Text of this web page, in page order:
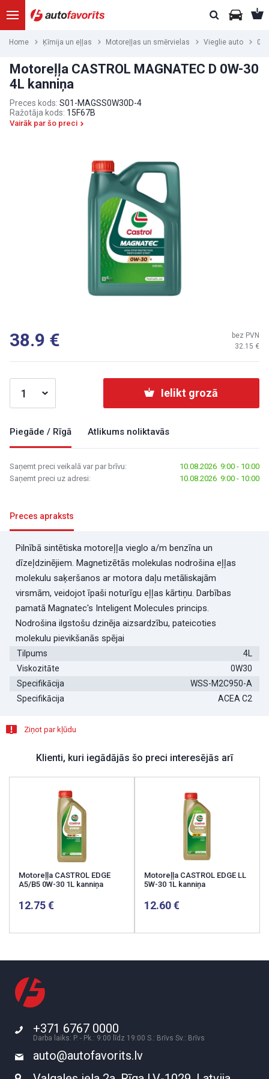
Home Ķīmija un eļļas Motoreļļas un smērvielas Vieglie auto
Motoreļļa CASTROL MAGNATEC D 0W-30
4L kanniņa
Preces kods: S01-MAGSS0W30D-4
Ražotāja kods: 15F67B
Vairāk par šo preci
38.9 32.15
bez PVN
Ielikt grozā
Piegāde / Rīgā Atlikums noliktavās
Saņemt preci veikalā var par brīvu:
10.08.2026 9:00 - 10:00
Saņemt preci uz adresi:
10.08.2026 9:00 - 10:00
Preces apraksts
Pilnībā sintētiska motoreļļa vieglo a/m benzīna un
dīzeļdzinējiem. Magnetizētās molekulas nodrošina eļļas
molekulu saķeršanos ar motora daļu metāliskajām
virsmām, veidojot īpaši noturīgu eļļas kārtiņu. Darbības
pamatā Magnatec's Inteligent Molecules princips.
Nodrošina ilgstošu dzinēja aizsardzību, pateicoties
molekulu pievikšanās spējai
Tilpums
4L
Viskozitāte
0W30
Specifikācija
WSS-M2C950-A
Specifikācija
ACEA C2
Ziņot par kļūdu
Klienti, kuri iegādājās šo preci interesējās arī
Motoreļļa CASTROL EDGE
A5/B5 0W-30 1L kanniņa
12.75
Motoreļļa CASTROL EDGE LL
5W-30 1L kanniņa
12.60
+371 6767 0000
Darba laiks: P. - Pk.: 9:00 līdz 19:00 S.: Brīvs Sv.: Brīvs
auto@autofavorits.lv